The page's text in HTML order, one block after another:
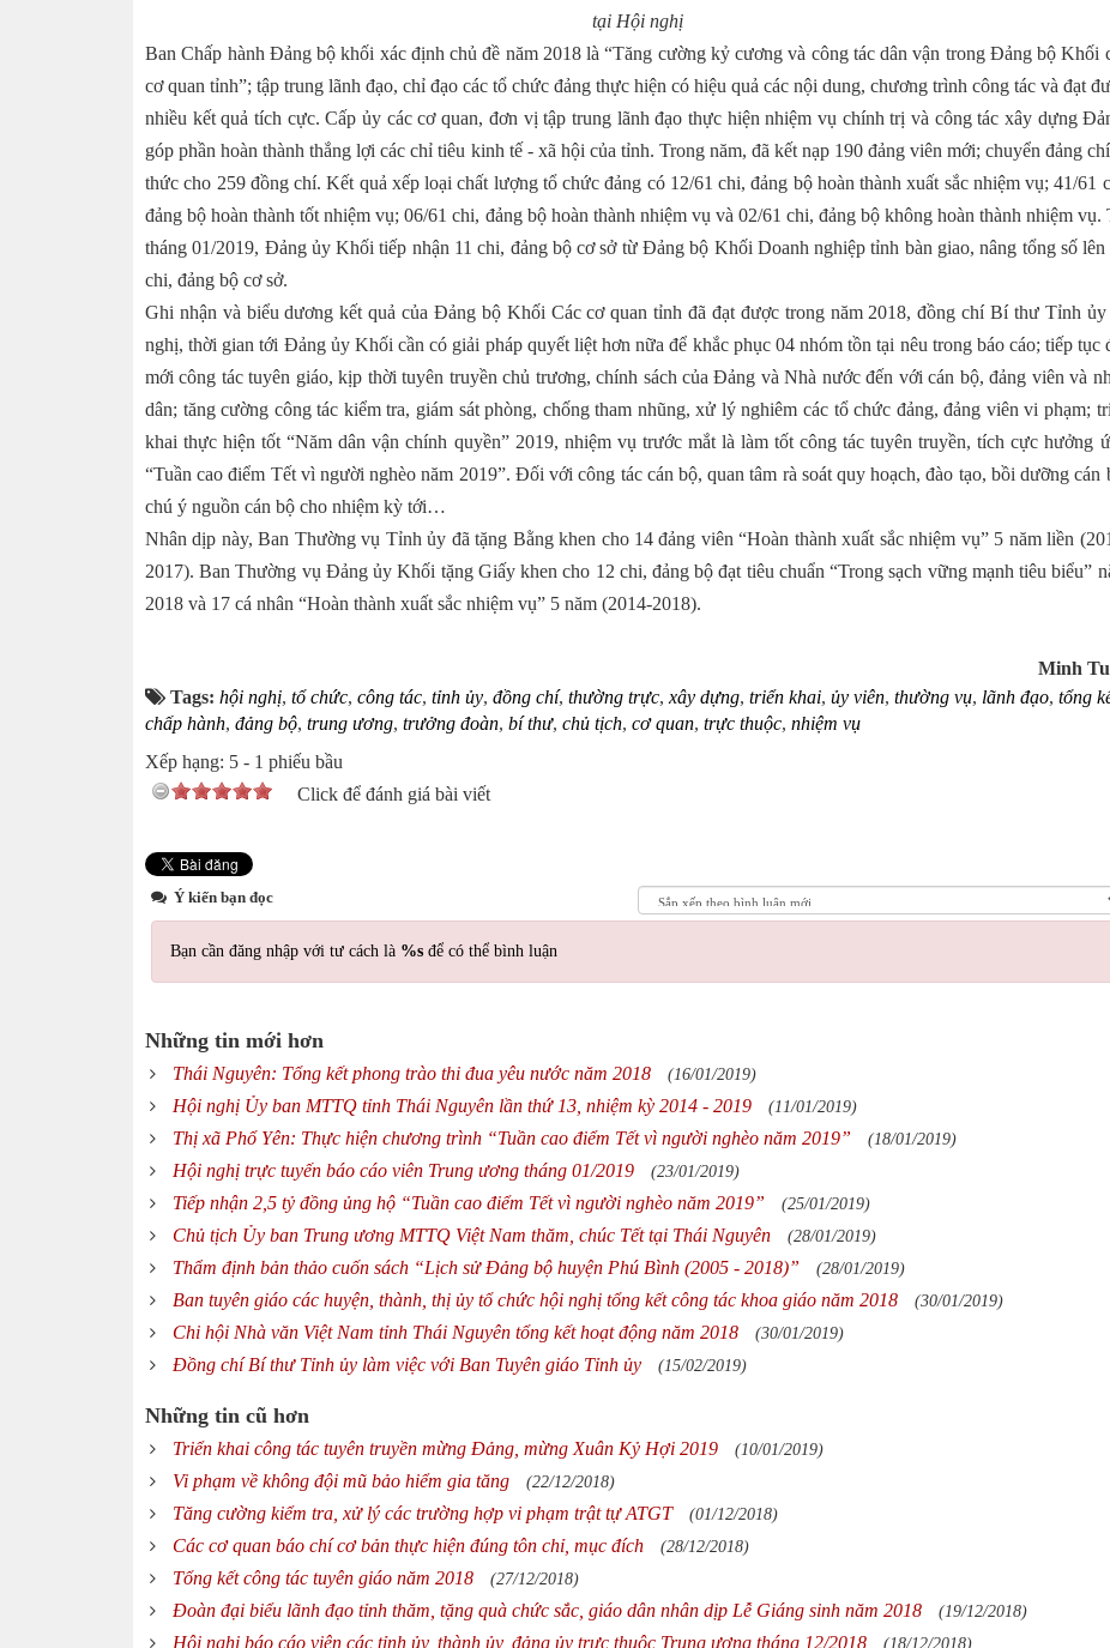
tại Hội nghị
Ban Chấp hành Đảng bộ khối xác định chủ đề năm 2018 là “Tăng cường kỷ cương và công tác dân vận trong Đảng bộ Khối
cơ quan tỉnh”; tập trung lãnh đạo, chỉ đạo các tổ chức đảng thực hiện có hiệu quả các nội dung, chương trình công tác và đạt
nhiều kết quả tích cực. Cấp ủy các cơ quan, đơn vị tập trung lãnh đạo thực hiện nhiệm vụ chính trị và công tác xây dựng
góp phần hoàn thành thắng lợi các chỉ tiêu kinh tế - xã hội của tỉnh. Trong năm, đã kết nạp 190 đảng viên mới; chuyển đảng
thức cho 259 đồng chí. Kết quả xếp loại chất lượng tổ chức đảng có 12/61 chi, đảng bộ hoàn thành xuất sắc nhiệm vụ; 41/61
đảng bộ hoàn thành tốt nhiệm vụ; 06/61 chi, đảng bộ hoàn thành nhiệm vụ và 02/61 chi, đảng bộ không hoàn thành nhiệm vụ.
tháng 01/2019, Đảng ủy Khối tiếp nhận 11 chi, đảng bộ cơ sở từ Đảng bộ Khối Doanh nghiệp tỉnh bàn giao, nâng tổng số lên
chi, đảng bộ cơ sở.
Ghi nhận và biểu dương kết quả của Đảng bộ Khối Các cơ quan tỉnh đã đạt được trong năm 2018, đồng chí Bí thư Tỉnh ủy
nghị, thời gian tới Đảng ủy Khối cần có giải pháp quyết liệt hơn nữa để khắc phục 04 nhóm tồn tại nêu trong báo cáo; tiếp tục
mới công tác tuyên giáo, kịp thời tuyên truyền chủ trương, chính sách của Đảng và Nhà nước đến với cán bộ, đảng viên và
dân; tăng cường công tác kiểm tra, giám sát phòng, chống tham nhũng, xử lý nghiêm các tổ chức đảng, đảng viên vi phạm;
khai thực hiện tốt “Năm dân vận chính quyền” 2019, nhiệm vụ trước mắt là làm tốt công tác tuyên truyền, tích cực hưởng
“Tuần cao điểm Tết vì người nghèo năm 2019”. Đối với công tác cán bộ, quan tâm rà soát quy hoạch, đào tạo, bồi dưỡng cán
chú ý nguồn cán bộ cho nhiệm kỳ tới…
Nhân dịp này, Ban Thường vụ Tỉnh ủy đã tặng Bằng khen cho 14 đảng viên “Hoàn thành xuất sắc nhiệm vụ” 5 năm liền
2017). Ban Thường vụ Đảng ủy Khối tặng Giấy khen cho 12 chi, đảng bộ đạt tiêu chuẩn “Trong sạch vững mạnh tiêu biểu”
2018 và 17 cá nhân “Hoàn thành xuất sắc nhiệm vụ” 5 năm (2014-2018).
Minh
Tags: hội nghị, tổ chức, công tác, tỉnh ủy, đồng chí, thường trực, xây dựng, triển khai, ủy viên, thường vụ, lãnh đạo, tổng
chấp hành, đảng bộ, trung ương, trưởng đoàn, bí thư, chủ tịch, cơ quan, trực thuộc, nhiệm vụ
Xếp hạng: 5 - 1 phiếu bầu
Click để đánh giá bài viết
Ý kiến bạn đọc
Bạn cần đăng nhập với tư cách là %s để có thể bình luận
Những tin mới hơn
Thái Nguyên: Tổng kết phong trào thi đua yêu nước năm 2018 (16/01/2019)
Hội nghị Ủy ban MTTQ tỉnh Thái Nguyên lần thứ 13, nhiệm kỳ 2014 - 2019 (11/01/2019)
Thị xã Phổ Yên: Thực hiện chương trình “Tuần cao điểm Tết vì người nghèo năm 2019” (18/01/2019)
Hội nghị trực tuyến báo cáo viên Trung ương tháng 01/2019 (23/01/2019)
Tiếp nhận 2,5 tỷ đồng ủng hộ “Tuần cao điểm Tết vì người nghèo năm 2019” (25/01/2019)
Chủ tịch Ủy ban Trung ương MTTQ Việt Nam thăm, chúc Tết tại Thái Nguyên (28/01/2019)
Thẩm định bản thảo cuốn sách “Lịch sử Đảng bộ huyện Phú Bình (2005 - 2018)” (28/01/2019)
Ban tuyên giáo các huyện, thành, thị ủy tổ chức hội nghị tổng kết công tác khoa giáo năm 2018 (30/01/2019)
Chi hội Nhà văn Việt Nam tỉnh Thái Nguyên tổng kết hoạt động năm 2018 (30/01/2019)
Đồng chí Bí thư Tỉnh ủy làm việc với Ban Tuyên giáo Tỉnh ủy (15/02/2019)
Những tin cũ hơn
Triển khai công tác tuyên truyền mừng Đảng, mừng Xuân Kỷ Hợi 2019 (10/01/2019)
Vi phạm về không đội mũ bảo hiểm gia tăng (22/12/2018)
Tăng cường kiểm tra, xử lý các trường hợp vi phạm trật tự ATGT (01/12/2018)
Các cơ quan báo chí cơ bản thực hiện đúng tôn chỉ, mục đích (28/12/2018)
Tổng kết công tác tuyên giáo năm 2018 (27/12/2018)
Đoàn đại biểu lãnh đạo tỉnh thăm, tặng quà chức sắc, giáo dân nhân dịp Lễ Giáng sinh năm 2018 (19/12/2018)
Hội nghị báo cáo viên các tỉnh ủy, thành ủy, đảng ủy trực thuộc Trung ương tháng 12/2018 (18/12/2018)